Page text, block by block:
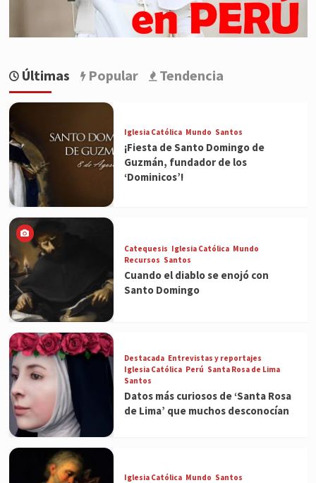
Últimas Popular Tendencia
Iglesia Católica Mundo Santos
¡Fiesta de Santo Domingo de
Guzmán, fundador de los
‘Dominicos’!
Catequesis Iglesia Católica Mundo
Recursos Santos
Cuando el diablo se enojó con
Santo Domingo
Destacada Entrevistas y reportajes
Iglesia Católica Perú Santa Rosa de Lima
Santos
Datos más curiosos de ‘Santa Rosa
de Lima’ que muchos desconocían
Iglesia Católica Mundo Santos